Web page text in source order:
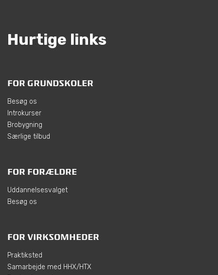
Hurtige links
FOR GRUNDSKOLER
Besøg os
Introkurser
Brobygning
Særlige tilbud
FOR FORÆLDRE
Uddannelsesvalget
Besøg os
FOR VIRKSOMHEDER
Praktiksted
Samarbejde med HHX/HTX